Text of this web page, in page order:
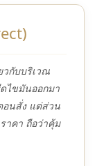
วกับบริเวณ
ไขมันออกมา
อนสั่ง แต่ส่วน
าคา ถือว่าคุ้ม